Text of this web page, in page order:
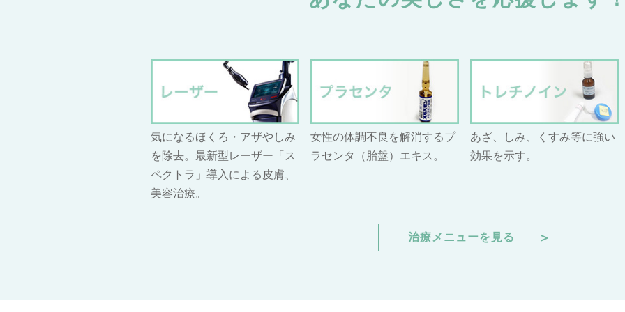
気になるほくろ・アザやしみ
を除去。最新型レーザー「ス
ペクトラ」導入による皮膚、
美容治療。
女性の体調不良を解消するプ
ラセンタ（胎盤）エキス。
あざ、しみ、くすみ等に強い
効果を示す。
治療メニューを見る ＞